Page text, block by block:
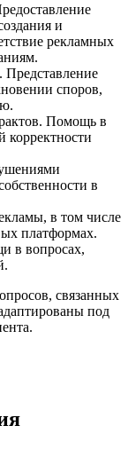
и
рекламных
Представление
споров,
Помощь в
корректности
в
в том числе
платформах.
в вопросах,
связанных
под